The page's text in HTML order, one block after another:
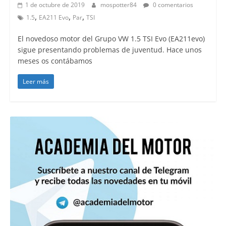
1 de octubre de 2019 mospotter84
0 comentarios
1.5, EA211 Evo, Par, TSI
El novedoso motor del Grupo VW 1.5 TSI Evo (EA211evo)
sigue presentando problemas de juventud. Hace unos
meses os contábamos
Leer más